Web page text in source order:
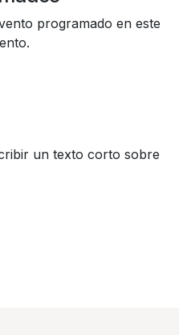
programado en este
un texto corto sobre